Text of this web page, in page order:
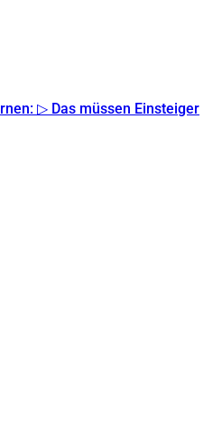
▷ Das müssen Einsteiger